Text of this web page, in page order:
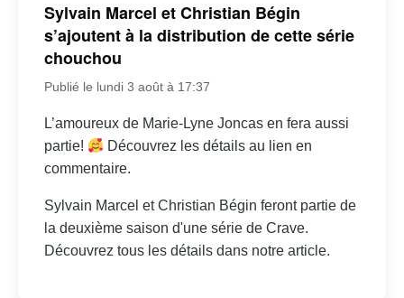
Sylvain Marcel et Christian Bégin
s’ajoutent à la distribution de cette série
chouchou
Publié le lundi 3 août à 17:37
L’amoureux de Marie-Lyne Joncas en fera aussi
partie!
Découvrez les détails au lien en
commentaire.
Sylvain Marcel et Christian Bégin feront partie de
la deuxième saison d'une série de Crave.
Découvrez tous les détails dans notre article.